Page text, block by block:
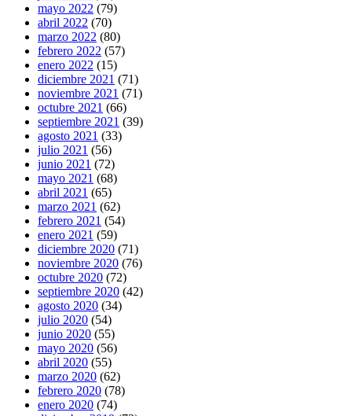
mayo 2022 (79)
abril 2022 (70)
marzo 2022 (80)
febrero 2022 (57)
enero 2022 (15)
diciembre 2021 (71)
noviembre 2021 (71)
octubre 2021 (66)
septiembre 2021 (39)
agosto 2021 (33)
julio 2021 (56)
junio 2021 (72)
mayo 2021 (68)
abril 2021 (65)
marzo 2021 (62)
febrero 2021 (54)
enero 2021 (59)
diciembre 2020 (71)
noviembre 2020 (76)
octubre 2020 (72)
septiembre 2020 (42)
agosto 2020 (34)
julio 2020 (54)
junio 2020 (55)
mayo 2020 (56)
abril 2020 (55)
marzo 2020 (62)
febrero 2020 (78)
enero 2020 (74)